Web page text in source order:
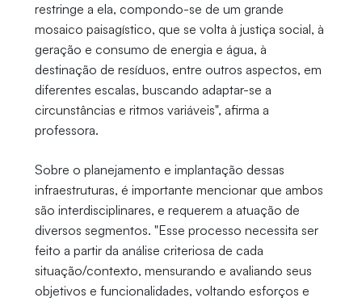
restringe a ela, compondo-se de um grande
mosaico paisagístico, que se volta à justiça social, à
geração e consumo de energia e água, à
destinação de resíduos, entre outros aspectos, em
diferentes escalas, buscando adaptar-se a
circunstâncias e ritmos variáveis", afirma a
professora.
Sobre o planejamento e implantação dessas
infraestruturas, é importante mencionar que ambos
são interdisciplinares, e requerem a atuação de
diversos segmentos. "Esse processo necessita ser
feito a partir da análise criteriosa de cada
situação/contexto, mensurando e avaliando seus
objetivos e funcionalidades, voltando esforços e